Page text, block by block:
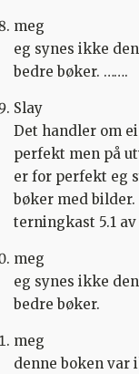
meg
eg synes ikke
bedre bøker. …….
Slay
Det handler om
perfekt men på
er for perfekt eg
bøker med bilder.
terningkast 5.1 av
meg
eg synes ikke
bedre bøker.
meg
denne boken var